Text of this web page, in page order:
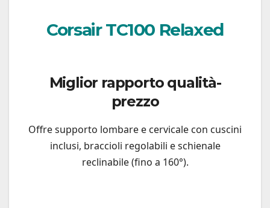
Corsair TC100 Relaxed
Miglior rapporto qualità-
prezzo
Offre supporto lombare e cervicale con cuscini
inclusi, braccioli regolabili e schienale
reclinabile (fino a 160°).